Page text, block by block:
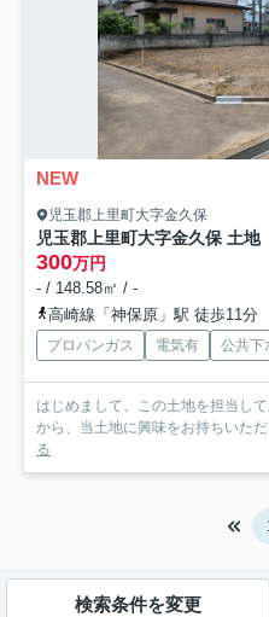
NEW
児玉郡上里町大字金久保
児玉郡上里町大字金久保 土地
300万円
- / 148.58㎡ / -
高崎線「神保原」駅 徒歩11分
プロパンガス 電気有 公共下
はじめまして、この土地を担当し
から、当土地に興味をお持ちいた
る
検索条件を変更